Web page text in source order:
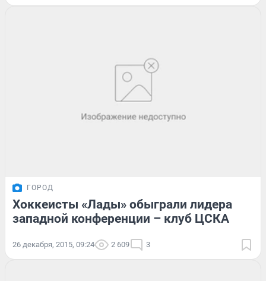
ГОРОД
Хоккеисты «Лады» обыграли лидера
западной конференции – клуб ЦСКА
26 декабря, 2015, 09:24 2 609 3